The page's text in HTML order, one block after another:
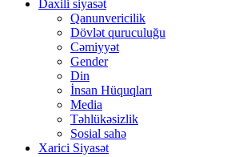
Daxili siyasət
Qanunvericilik
Dövlət quruculuğu
Cəmiyyət
Gender
Din
İnsan Hüquqları
Media
Təhlükəsizlik
Sosial sahə
Xarici Siyasət